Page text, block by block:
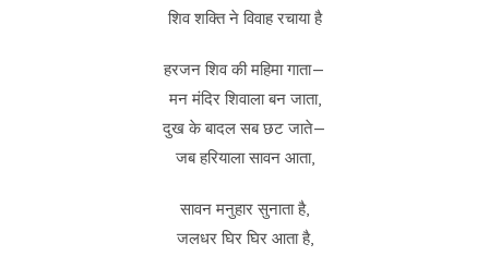
शिव शक्ति ने विवाह रचाया है
हरजन शिव की महिमा गाता—
मन मंदिर शिवाला बन जाता,
दुख के बादल सब छट जाते—
जब हरियाला सावन आता,
सावन मनुहार सुनाता है,
जलधर घिर घिर आता है,